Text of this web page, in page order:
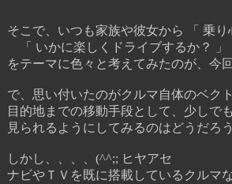
そこで、いつも家族や彼女から 「 乗
「 いかに楽しくドライブするか？ 」
をテーマに色々と考えてみたのが、今
で、思い付いたのがクルマ自体のベク
目的地までの移動手段として、少しで
見られるようにしてみるのはどうだろ
しかし、、、、(^^;; ヒヤアセ
ナビやＴＶを既に搭載しているクルマ